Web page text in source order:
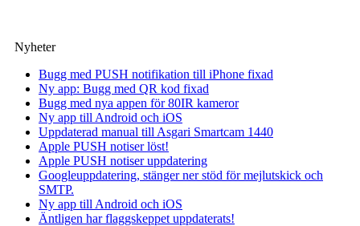
Nyheter
Bugg med PUSH notifikation till iPhone fixad
Ny app: Bugg med QR kod fixad
Bugg med nya appen för 80IR kameror
Ny app till Android och iOS
Uppdaterad manual till Asgari Smartcam 1440
Apple PUSH notiser löst!
Apple PUSH notiser uppdatering
Googleuppdatering, stänger ner stöd för mejlutskick och
SMTP.
Ny app till Android och iOS
Äntligen har flaggskeppet uppdaterats!